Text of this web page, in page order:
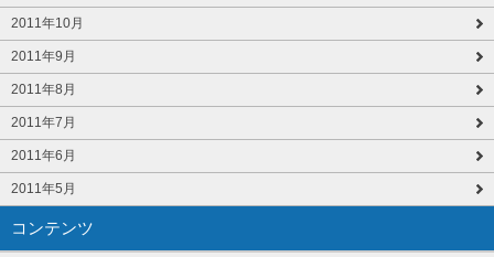
2011年10月
2011年9月
2011年8月
2011年7月
2011年6月
2011年5月
コンテンツ